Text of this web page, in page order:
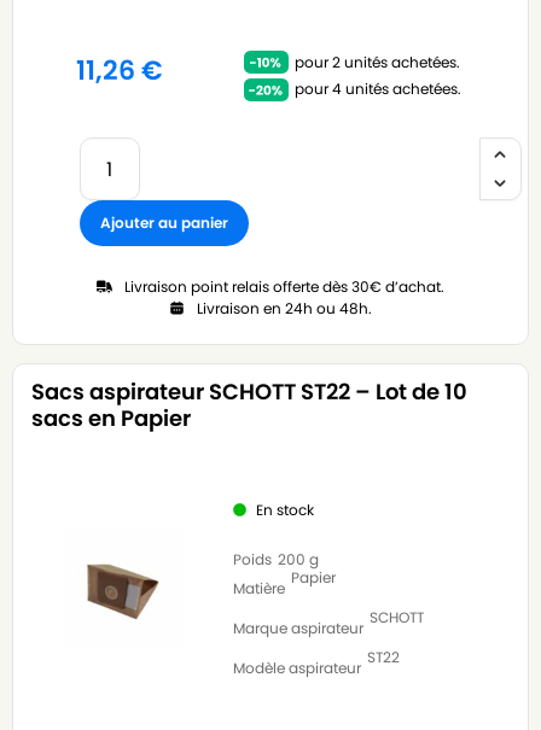
11,26€
pour 2 unités achetées.
pour 4 unités achetées.
Ajouter au panier
Livraison point relais offerte dès 30€ d’achat.
Livraison en 24h ou 48h.
Sacs aspirateur SCHOTT ST22 – Lot de 10
sacs en Papier
En stock
Poids 200 g
Matière
Papier
Marque aspirateur
SCHOTT
Modèle aspirateur
ST22